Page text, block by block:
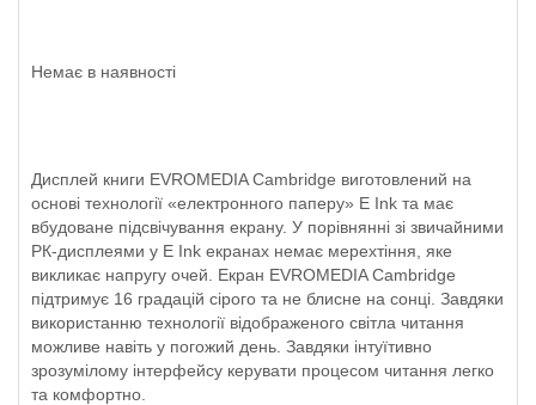
Немає в наявності
Дисплей книги EVROMEDIA Cambridge виготовлений на
основі технології «електронного паперу» Е Ink та має
вбудоване підсвічування екрану. У порівнянні зі звичайними
РК-дисплеями у E Ink екранах немає мерехтіння, яке
викликає напругу очей. Екран EVROMEDIA Cambridge
підтримує 16 градацій сірого та не блисне на сонці. Завдяки
використанню технології відображеного світла читання
можливе навіть у погожий день. Завдяки інтуїтивно
зрозумілому інтерфейсу керувати процесом читання легко
та комфортно.